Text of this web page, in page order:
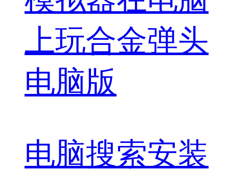
上玩合金弹头
电脑版
电脑搜索安装